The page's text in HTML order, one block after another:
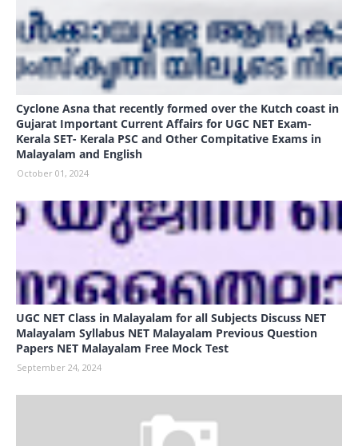
Cyclone Asna that recently formed over the Kutch coast in
Gujarat Important Current Affairs for UGC NET Exam-
Kerala SET- Kerala PSC and Other Compitative Exams in
Malayalam and English
October 01, 2024
UGC NET Class in Malayalam for all Subjects Discuss NET
Malayalam Syllabus NET Malayalam Previous Question
Papers NET Malayalam Free Mock Test
September 24, 2024